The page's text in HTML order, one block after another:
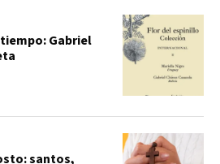
Gabriel
santos,